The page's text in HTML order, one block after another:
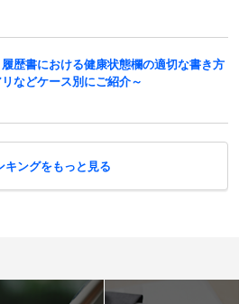
履歴書における健康状態欄の適切な書き方
などケース別にご紹介～
キングをもっと見る